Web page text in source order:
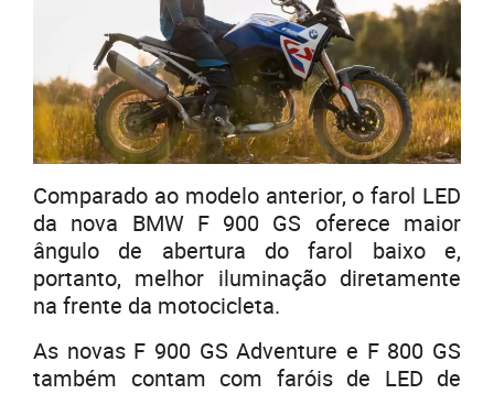
Comparado ao modelo anterior, o farol LED
da nova BMW F 900 GS oferece maior
ângulo de abertura do farol baixo e,
portanto, melhor iluminação diretamente
na frente da motocicleta.
As novas F 900 GS Adventure e F 800 GS
também contam com faróis de LED de